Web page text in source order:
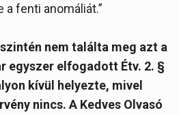
fenti anomáliát.”
nem találta meg azt a
egyszer elfogadott Étv. 2. §
kívül helyezte, mivel
nincs. A Kedves Olvasó